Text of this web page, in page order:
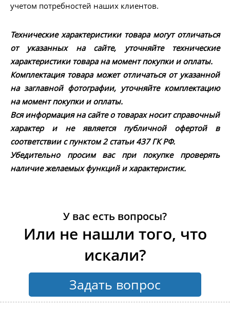
учетом потребностей наших клиентов.
Технические характеристики товара могут отличаться
от указанных на сайте, уточняйте технические
характеристики товара на момент покупки и оплаты.
Комплектация товара может отличаться от указанной
на заглавной фотографии, уточняйте комплектацию
на момент покупки и оплаты.
Вся информация на сайте о товарах носит справочный
характер и не является публичной офертой в
соответствии с пунктом 2 статьи 437 ГК РФ.
Убедительно просим вас при покупке проверять
наличие желаемых функций и характеристик.
У вас есть вопросы?
Или не нашли того, что
искали?
Задать вопрос